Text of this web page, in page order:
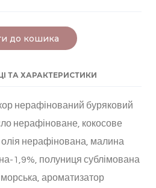
до кошика
ТА ХАРАКТЕРИСТИКИ
нерафінований буряковий
нерафіноване, кокосове
нерафінована, малина
1,9%, полуниця сублімована
ароматизатор